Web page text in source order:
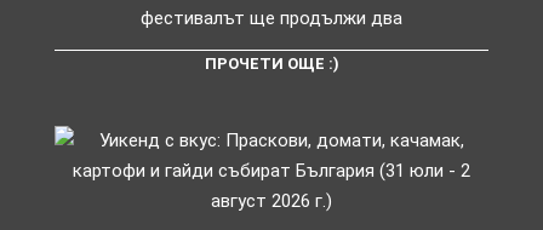
фестивалът ще продължи два
ПРОЧЕТИ ОЩЕ :)